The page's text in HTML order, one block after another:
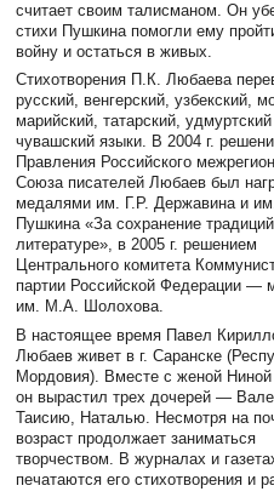
считает своим талисманом. Он
стихи Пушкина помогли ему
войну и остаться в живых.
Стихотворения П.К. Любаева
русский, венгерский, узбекский,
марийский, татарский,
чувашский языки. В 2004 г.
Правления Российского
Союза писателей Любаев был
медалями им. Г.Р. Державина и
Пушкина «За сохранение
литературе», в 2005 г. решением
Центрального комитета
партии Российской Федерации —
им. М.А. Шолохова.
В настоящее время Павел
Любаев живет в г. Саранске
Мордовия). Вместе с женой Ниной
он вырастил трех дочерей —
Таисию, Наталью. Несмотря на
возраст продолжает заниматься
творчеством. В журналах и
печатаются его стихотворения и